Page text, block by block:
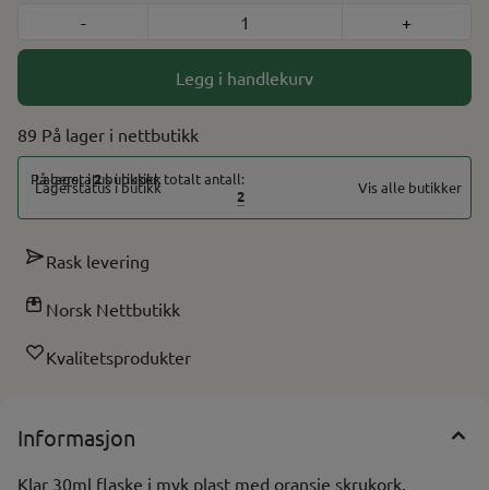
- +
Legg i handlekurv
89 På lager
På lager i2butikker, totalt antall:
2
Vis alle butikker
Rask levering
Norsk Nettbutikk
Kvalitetsprodukter
Informasjon
Klar 30ml flaske i myk plast med oransje skrukork.